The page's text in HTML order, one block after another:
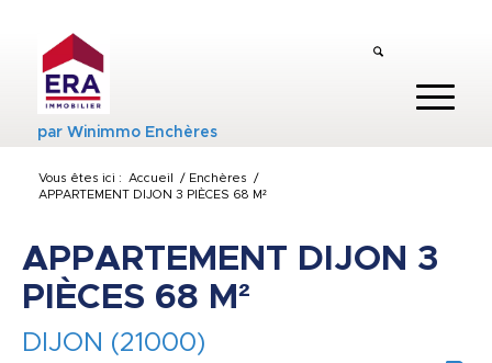
parWinimmo Enchères
Vous êtes ici : Accueil / Enchères
/
APPARTEMENT DIJON 3 PIÈCES 68 M²
APPARTEMENT DIJON 3
PIÈCES 68 M²
DIJON (21000)